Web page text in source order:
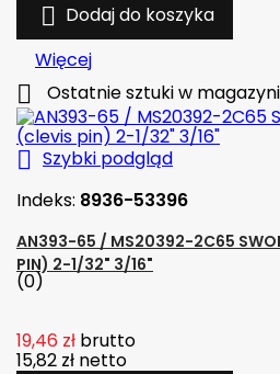
 Dodaj do koszyka
Więcej
 Ostatnie sztuki w
 Szybki podgląd
Indeks: 8936-53396
AN393-65 / MS20392-2C65
PIN) 2-1/32" 3/16"
(0)
19,46 zł brutto
15,82 zł netto